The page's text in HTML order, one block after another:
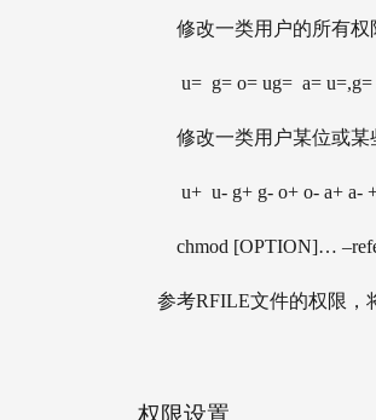
修改一类用户的所有权
u=  g= o= ug=  a= u=,g=
修改一类用户某位或某
u+  u- g+ g- o+ o- a+ a-
chmod [OPTION]…
参考RFILE文件的权限，
权限设置